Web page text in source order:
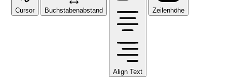
Cursor Buchstabenabstand
Align Text
Zeilenhöhe